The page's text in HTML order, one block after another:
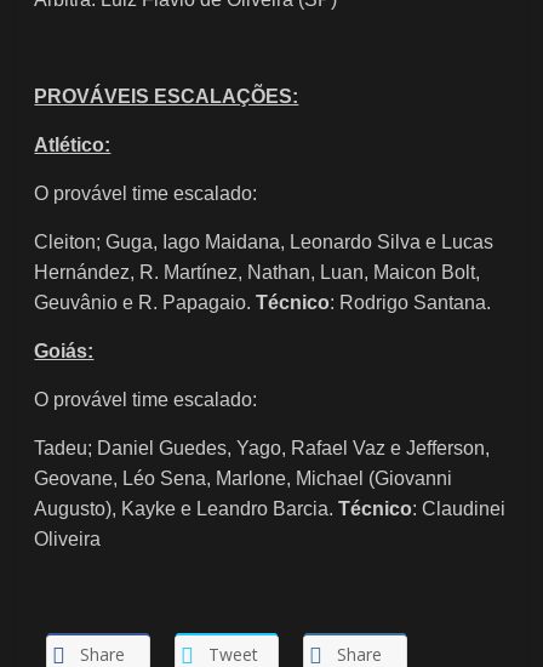
PROVÁVEIS ESCALAÇÕES:
Atlético:
O provável time escalado:
Cleiton; Guga, Iago Maidana, Leonardo Silva e Lucas
Hernández, R. Martínez, Nathan, Luan, Maicon Bolt,
Geuvânio e R. Papagaio.Técnico: Rodrigo Santana.
Goiás:
O provável time escalado:
Tadeu; Daniel Guedes, Yago, Rafael Vaz e Jefferson,
Geovane, Léo Sena, Marlone, Michael (Giovanni
Augusto), Kayke e Leandro Barcia.Técnico: Claudinei
Oliveira
Share Tweet Share